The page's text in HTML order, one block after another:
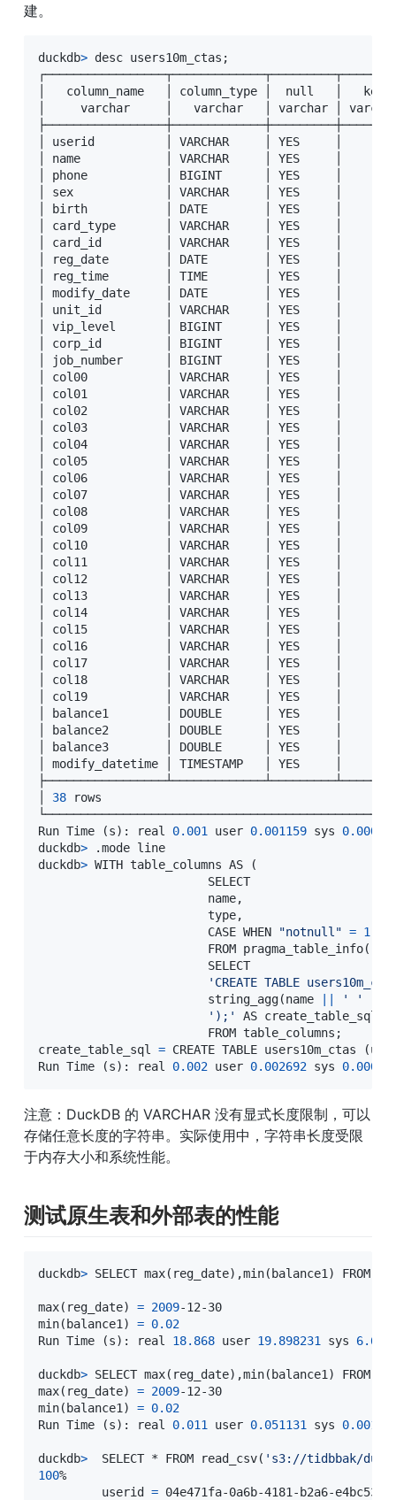
建。
duckdb> desc users10m_ctas ;
│   column_name   │ column_type │  null   │
│     varchar     │   varchar   │ varchar │
│ userid          │ VARCHAR     │ YES     │
│ name            │ VARCHAR     │ YES     │
│ phone           │ BIGINT      │ YES     │
│ sex             │ VARCHAR     │ YES     │
│ birth           │ DATE        │ YES     │
│ card_type       │ VARCHAR     │ YES     │
│ card_id         │ VARCHAR     │ YES     │
│ reg_date        │ DATE        │ YES     │
│ reg_time        │ TIME        │ YES     │
│ modify_date     │ DATE        │ YES     │
│ unit_id         │ VARCHAR     │ YES     │
│ vip_level       │ BIGINT      │ YES     │
│ corp_id         │ BIGINT      │ YES     │
│ job_number      │ BIGINT      │ YES     │
│ col00           │ VARCHAR     │ YES     │
│ col01           │ VARCHAR     │ YES     │
│ col02           │ VARCHAR     │ YES     │
│ col03           │ VARCHAR     │ YES     │
│ col04           │ VARCHAR     │ YES     │
│ col05           │ VARCHAR     │ YES     │
│ col06           │ VARCHAR     │ YES     │
│ col07           │ VARCHAR     │ YES     │
│ col08           │ VARCHAR     │ YES     │
│ col09           │ VARCHAR     │ YES     │
│ col10           │ VARCHAR     │ YES     │
│ col11           │ VARCHAR     │ YES     │
│ col12           │ VARCHAR     │ YES     │
│ col13           │ VARCHAR     │ YES     │
│ col14           │ VARCHAR     │ YES     │
│ col15           │ VARCHAR     │ YES     │
│ col16           │ VARCHAR     │ YES     │
│ col17           │ VARCHAR     │ YES     │
│ col18           │ VARCHAR     │ YES     │
│ col19           │ VARCHAR     │ YES     │
│ balance1        │ DOUBLE      │ YES     │
│ balance2        │ DOUBLE      │ YES     │
│ balance3        │ DOUBLE      │ YES     │
│ modify_datetime │ TIMESTAMP   │ YES
38
Run Time
(s) : real 0.001 user 0.001159 sys
duckdb> .mode line
duckdb> WITH table_columns AS
(
                        SELECT
                        name,
                        type,
                        CASE WHEN
"notnull" = 1
                        FROM pragma_table_info
(
                        SELECT
'CREATE TABLE
                        string_agg
(name ' '
');'
AS create_table_sql
                        FROM table_columns
;
create_table_sql = CREATE TABLE users10m_ctas (
Run Time
(s) : real 0.002 user 0.002692 sys
注意：DuckDB 的 VARCHAR 没有显式长度限制，可以
存储任意长度的字符串。实际使用中，字符串长度受限
于内存大小和系统性能。
测试原生表和外部表的性能
duckdb> SELECT max( reg_date) ,min(balance1 ) FROM
max( reg_date) = 2009-12-30
min(balance1 ) = 0.02
Run Time
(s) : real 18.868 user 19.898231 sys
duckdb> SELECT max( reg_date) ,min(balance1 )
FROM
max( reg_date) = 2009-12-30
min(balance1 ) = 0.02
Run Time
(s) : real 0.011 user 0.051131 sys
duckdb>
  SELECT * FROM read_csv
( 's3://tidbbak/
100%
         userid
= 04e471fa-0a6b-4181-b2a6-